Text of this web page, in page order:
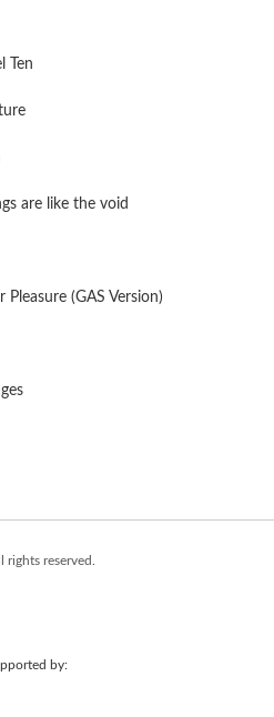
Ten
are like the void
(GAS Version)
reserved.
by: